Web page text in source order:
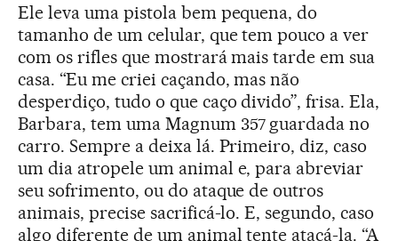
Ele leva uma pistola bem pequena, do
tamanho de um celular, que tem pouco a ver
com os rifles que mostrará mais tarde em sua
casa. “Eu me criei caçando, mas não
desperdiço, tudo o que caço divido”, frisa. Ela,
Barbara, tem uma Magnum 357 guardada no
carro. Sempre a deixa lá. Primeiro, diz, caso
um dia atropele um animal e, para abreviar
seu sofrimento, ou do ataque de outros
animais, precise sacrificá-lo. E, segundo, caso
algo diferente de um animal tente atacá-la. “A